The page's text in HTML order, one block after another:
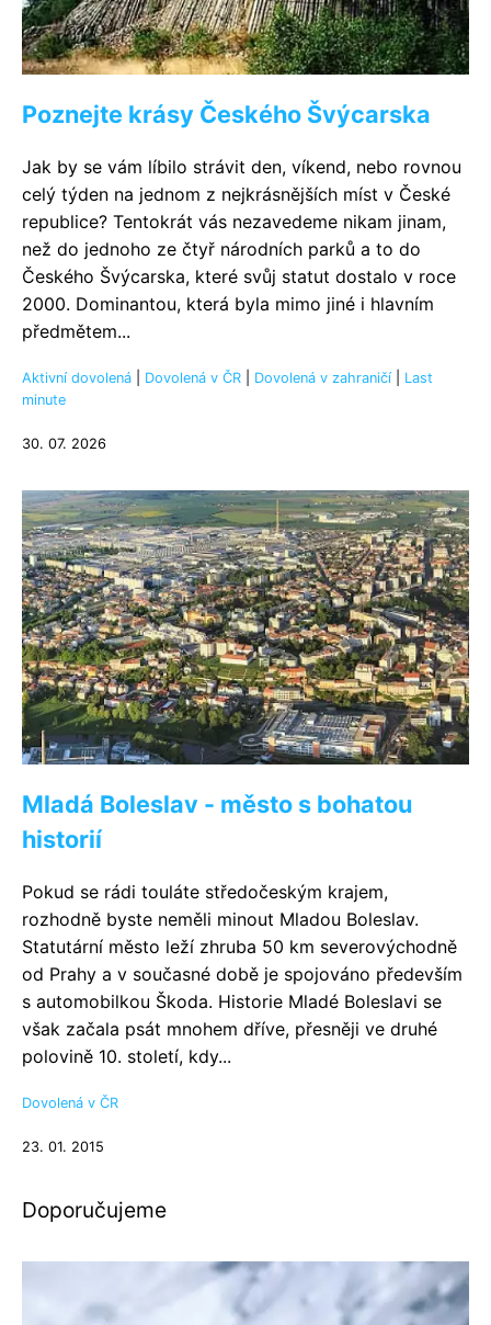
Poznejte krásy Českého Švýcarska
Jak by se vám líbilo strávit den, víkend, nebo rovnou
celý týden na jednom z nejkrásnějších míst v České
republice? Tentokrát vás nezavedeme nikam jinam,
než do jednoho ze čtyř národních parků a to do
Českého Švýcarska, které svůj statut dostalo v roce
2000. Dominantou, která byla mimo jiné i hlavním
předmětem...
Aktivní dovolená Dovolená v ČR Dovolená v zahraničí
Last
minute
30. 07. 2026
Mladá Boleslav - město s bohatou
historií
Pokud se rádi touláte středočeským krajem,
rozhodně byste neměli minout Mladou Boleslav.
Statutární město leží zhruba 50 km severovýchodně
od Prahy a v současné době je spojováno především
s automobilkou Škoda. Historie Mladé Boleslavi se
však začala psát mnohem dříve, přesněji ve druhé
polovině 10. století, kdy...
Dovolená v ČR
23. 01. 2015
Doporučujeme